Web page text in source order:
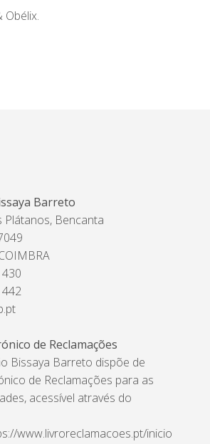
Barreto
Plátanos, Bencanta
442
de Reclamações
Bissaya Barreto dispõe de
de Reclamações para as
acessível através do
www.livroreclamacoes.pt/inicio